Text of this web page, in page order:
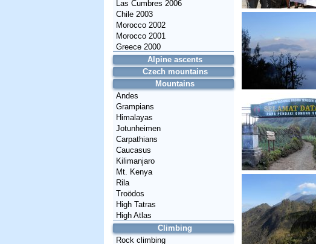
Las Cumbres 2006
Chile 2003
Morocco 2002
Morocco 2001
Greece 2000
Alpine ascents
Czech mountains
Mountains
Andes
Grampians
Himalayas
Jotunheimen
Carpathians
Caucasus
Kilimanjaro
Mt. Kenya
Rila
Troödos
High Tatras
High Atlas
Climbing
Rock climbing